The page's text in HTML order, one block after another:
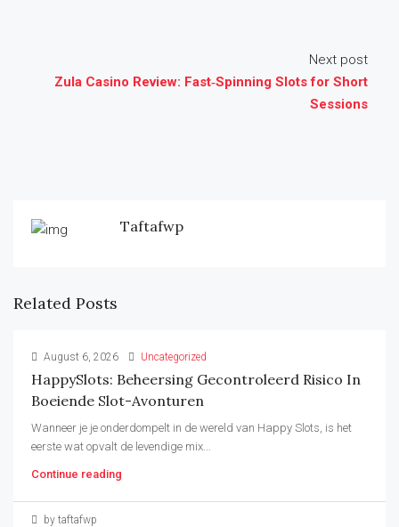
Next post
Zula Casino Review: Fast‑Spinning Slots for Short
Sessions
Taftafwp
Related Posts
August 6, 2026 Uncategorized
HappySlots: Beheersing Gecontroleerd Risico In
Boeiende Slot-Avonturen
Wanneer je je onderdompelt in de wereld van Happy Slots, is het
eerste wat opvalt de levendige mix...
Continue reading
by taftafwp